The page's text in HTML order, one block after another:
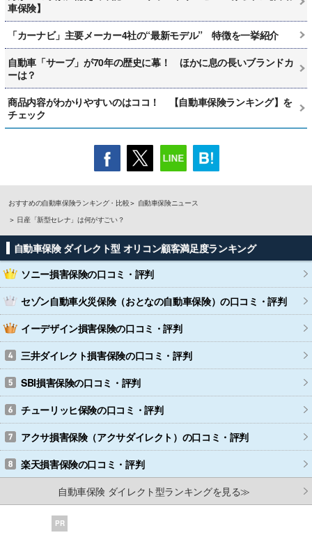
車保険】
「カーナビ」主要メーカー4社の“最新モデル” 特徴を一挙紹介
自動車「サーブ」が70年の歴史に幕！ ほかに息の長いブランドカ
ーは？
商品内容がわかりやすいのはココ！ 【自動車保険ランキング】を
チェック
おすすめの自動車保険ランキング・比較
自動車保険ニュース
日産「新型セレナ」は何がすごい？
自動車保険 ダイレクト型 オリコン顧客満足度ランキング
ソニー損害保険の口コミ・評判
セゾン自動車火災保険（おとなの自動車保険）の口コミ・評判
イーデザイン損害保険の口コミ・評判
三井ダイレクト損害保険の口コミ・評判
SBI損害保険の口コミ・評判
チューリッヒ保険の口コミ・評判
アクサ損害保険（アクサダイレクト） の口コミ・評判
楽天損害保険の口コミ・評判
自動車保険 ダイレクト型ランキングを見る≫
PR